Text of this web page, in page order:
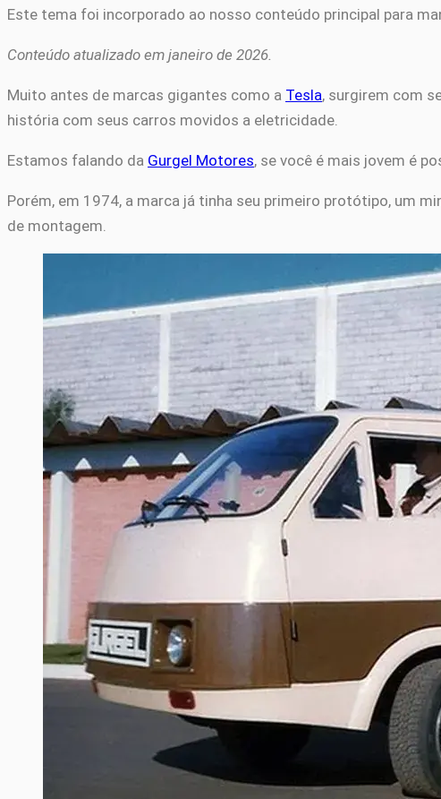
Este tema foi incorporado ao nosso conteúdo principal para
Conteúdo atualizado em janeiro de 2026.
Muito antes de marcas gigantes como a Tesla, surgirem com
história com seus carros movidos a eletricidade.
Estamos falando da Gurgel Motores, se você é mais jovem é
Porém, em 1974, a marca já tinha seu primeiro protótipo, um
de montagem.